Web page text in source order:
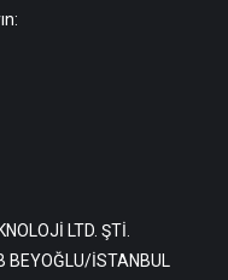
LTD. ŞTİ.
BEYOĞLU/İSTANBUL